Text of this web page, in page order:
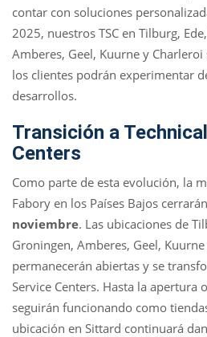
contar con soluciones
2025, nuestros TSC en Tilburg,
Amberes, Geel, Kuurne y
los clientes podrán experimentar
desarrollos.
Transición a
Centers
Como parte de esta evolución, la
Fabory en los Países Bajos
noviembre. Las ubicaciones de
Groningen, Amberes, Geel,
permanecerán abiertas y se
Service Centers. Hasta la apertura
seguirán funcionando como
ubicación en Sittard continuará